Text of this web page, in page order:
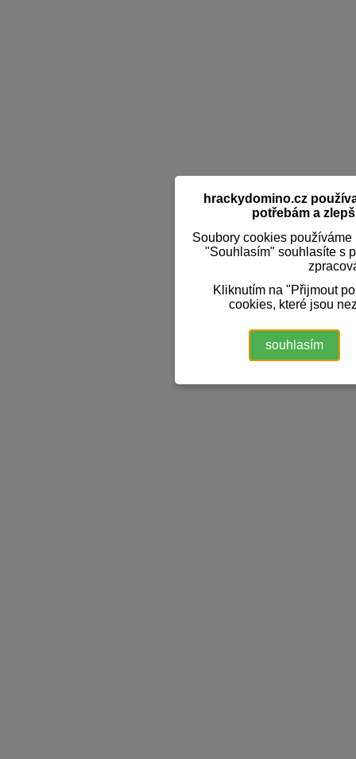
hrackydomino.cz
potřebám a
Soubory cookies
"Souhlasím" souhlasíte s
Kliknutím na "Přijmout
cookies, které jsou
souhlasím